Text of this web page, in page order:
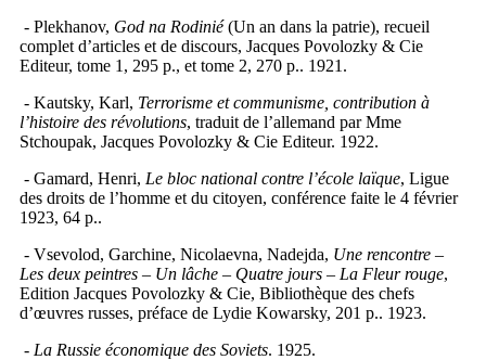
- Plekhanov, God na Rodinié(Un an dans la patrie), recueil
complet d’articles et de discours, Jacques Povolozky & Cie
Editeur, tome 1, 295 p., et tome 2, 270 p.. 1921.
- Kautsky, Karl, Terrorisme et communisme, contribution à
l’histoire des révolutions, traduit de l’allemand par Mme
Stchoupak, Jacques Povolozky & Cie Editeur. 1922.
- Gamard, Henri, Le bloc national contre l’école laïque, Ligue
des droits de l’homme et du citoyen, conférence faite le 4 février
1923, 64 p..
- Vsevolod, Garchine, Nicolaevna, Nadejda, Une rencontre –
Les deux peintres – Un lâche – Quatre jours – La Fleur rouge,
Edition Jacques Povolozky & Cie, Bibliothèque des chefs
d’œuvres russes, préface de Lydie Kowarsky, 201 p.. 1923.
- La Russie économique des Soviets. 1925.